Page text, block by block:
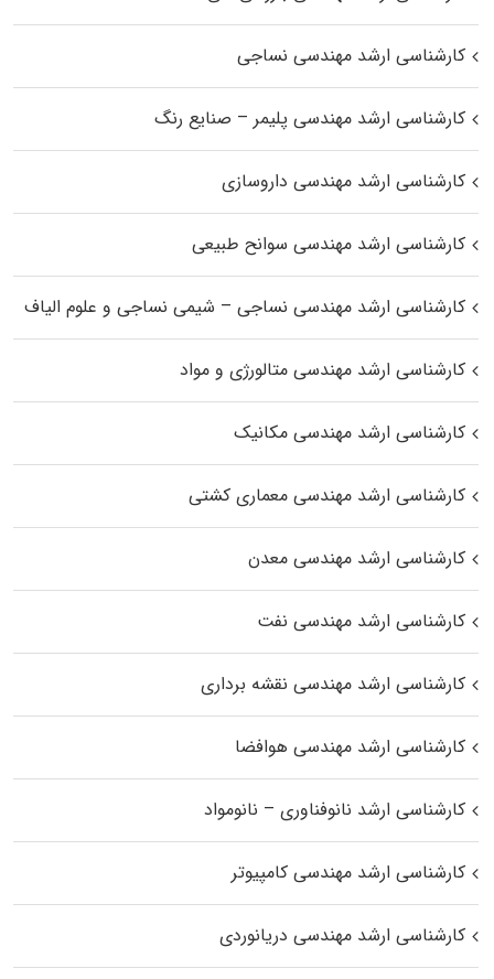
کارشناسی ارشد مهندسی نساجی
کارشناسی ارشد مهندسی پلیمر – صنایع رنگ
کارشناسی ارشد مهندسی داروسازی
کارشناسی ارشد مهندسی سوانح طبیعی
کارشناسی ارشد مهندسی نساجی – شیمی نساجی و علوم الیاف
کارشناسی ارشد مهندسی متالورژی و مواد
کارشناسی ارشد مهندسی مکانیک
کارشناسی ارشد مهندسی معماری کشتی
کارشناسی ارشد مهندسی معدن
کارشناسی ارشد مهندسی نفت
کارشناسی ارشد مهندسی نقشه برداری
کارشناسی ارشد مهندسی هوافضا
کارشناسی ارشد نانوفناوری – نانومواد
کارشناسی ارشد مهندسی کامپیوتر
کارشناسی ارشد مهندسی دریانوردی